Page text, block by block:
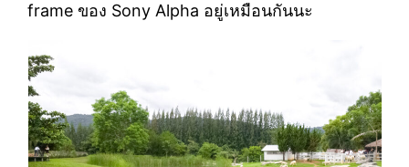
frame ของ Sony Alpha อยู่เหมือนกันนะ